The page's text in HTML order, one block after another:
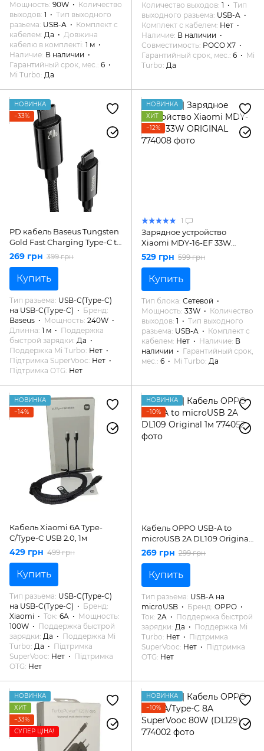
Мощность 90W
Количество
выходов 1
Тип выходного
разьема USB-A
Комплект с
кабелем Да
Довжина
кабелю в комплекті 1 м
Наличие В наличии
Гарантийный срок, мес.
6
Mi Turbo Да
Количество выходов 1
Тип
выходного разьема USB-A
Комплект с кабелем Нет
Наличие В наличии
Совместимость POCO X7
Гарантийный срок, мес.
6
Mi
Turbo Да
НОВИНКА
−33%
PD кабель Baseus Tungsten
Gold Fast Charging Type-C to
Type-C 240W 1m Black
CAWJ040001
269 грн 399 грн
Купить
Тип разьема USB-C(Type-C)
на USB-C(Type-C)
Бренд
Baseus
Мощность 240W
Длинна 1 м
Поддержка
быстрой зарядки Да
Поддержка Mi Turbo Нет
Підтримка SuperVooc Нет
Підтримка OTG Нет
НОВИНКА
ХИТ
−12%
1
Зарядное устройство
Xiaomi MDY-16-EF 33W
ORIGINAL
529 грн 599 грн
Купить
Тип блока Сетевой
Мощность 33W
Количество
выходов 1
Тип выходного
разьема USB-A
Комплект с
кабелем Нет Наличие В
наличии
Гарантийный срок,
мес.
6 Mi Turbo Да
НОВИНКА
−14%
Кабель Xiaomi 6A Type-
C/Type-C USB 2.0, 1м
429 грн 499 грн
Купить
Тип разьема USB-C(Type-C)
на USB-C(Type-C)
Бренд
Xiaomi
Ток 6A
Мощность
100W
Поддержка быстрой
зарядки Да
Поддержка Mi
Turbo Да
Підтримка
SuperVooc Нет
Підтримка
OTG Нет
НОВИНКА
−10%
Кабель OPPO USB-A to
microUSB 2A DL109 Original
1м
269 грн 299 грн
Купить
Тип разьема USB-A на
microUSB
Бренд OPPO
Ток 2A
Поддержка быстрой
зарядки Да
Поддержка Mi
Turbo Нет
Підтримка
SuperVooc Нет
Підтримка
OTG Нет
НОВИНКА
ХИТ
−33%
СУПЕР ЦІНА!
НОВИНКА
−10%